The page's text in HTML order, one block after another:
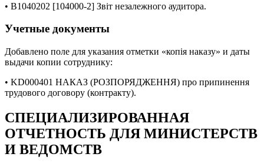
• B1040202 [104000-2] Звіт незалежного аудитора.
Учетные документы
Добавлено поле для указания отметки «копія наказу» и даты
выдачи копии сотруднику:
• KD000401 НАКАЗ (РОЗПОРЯДЖЕННЯ) про припинення
трудового договору (контракту).
СПЕЦИАЛИЗИРОВАННАЯ
ОТЧЕТНОСТЬ ДЛЯ МИНИСТЕРСТВ
И ВЕДОМСТВ